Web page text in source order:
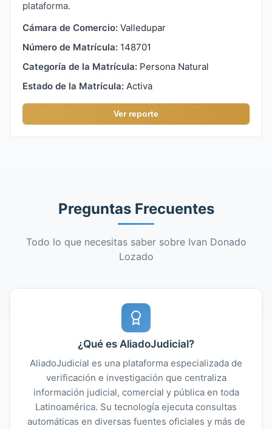
plataforma.
Cámara de Comercio: Valledupar
Número de Matrícula: 148701
Categoría de la Matrícula: Persona Natural
Estado de la Matrícula: Activa
Ver reporte
Preguntas Frecuentes
Todo lo que necesitas saber sobre Ivan Donado
Lozado
¿Qué es AliadoJudicial?
AliadoJudicial es una plataforma especializada de
verificación e investigación que centraliza
información judicial, comercial y pública en toda
Latinoamérica. Su tecnología ejecuta consultas
automáticas en diversas fuentes oficiales y más de